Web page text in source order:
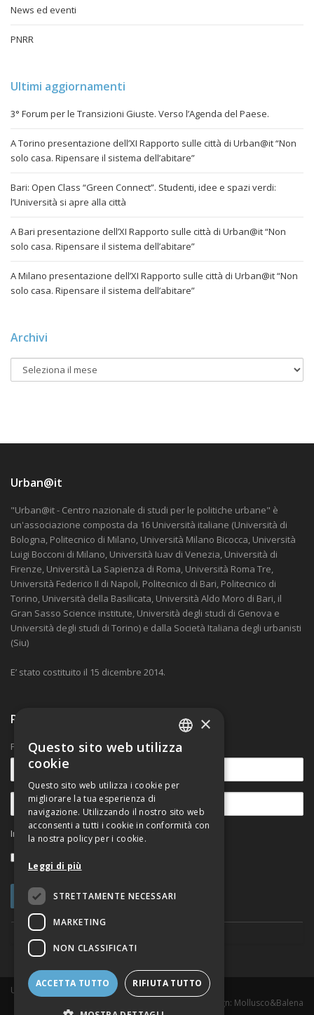
News ed eventi
PNRR
Ultimi aggiornamenti
3° Forum per le Transizioni Giuste. Verso l’Agenda del Paese.
A Torino presentazione dell’XI Rapporto sulle città di Urban@it “Non
solo casa. Ripensare il sistema dell’abitare”
Bari: Open Class “Green Connect”. Studenti, idee e spazi verdi:
l’Università si apre alla città
A Bari presentazione dell’XI Rapporto sulle città di Urban@it “Non
solo casa. Ripensare il sistema dell’abitare”
A Milano presentazione dell’XI Rapporto sulle città di Urban@it “Non
solo casa. Ripensare il sistema dell’abitare”
Archivi
Urban@it
"Urban@it - Centro nazionale di studi per le politiche urbane" è
un'associazione composta da 16 Università italiane (Università di
Bologna, Politecnico di Milano, Università Milano Bicocca, Università
Luigi Bocconi di Milano, Università Iuav di Venezia, Università di
Firenze, Università La Sapienza di Roma, Università Roma Tre,
Università Federico II di Napoli, Politecnico di Bari, Politecnico di
Torino, Università della Basilicata, Università Aldo Moro di Bari, il
Gran Sasso Science institute, Università degli studi di Genova e
Università degli studi di Torino) e dalla Società Italiana degli urbanisti
(Siu)
E’ stato costituito il 15 dicembre 2014.
Ricevi nostre comunicazioni
Per rimanere aggiornato sulle novità.
Informativa sul trattamento dei dati personali
Urban@it Viale del Risorgimento, 2 - 40136 Bologna
Web Design: Mollusco&Balena
ITALIAN
×
Questo sito web utilizza
cookie
Questo sito web utilizza i cookie per
migliorare la tua esperienza di
navigazione. Utilizzando il nostro sito web
acconsenti a tutti i cookie in conformità con
la nostra policy per i cookie.
Leggi di più
STRETTAMENTE NECESSARI
MARKETING
NON CLASSIFICATI
ACCETTA TUTTO RIFIUTA TUTTO